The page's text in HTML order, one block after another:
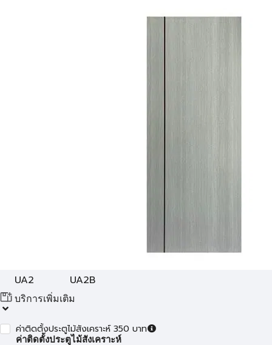
UA2 UA2B
บริการเพิ่มเติม
ค่าติดตั้งประตูไม้สังเคราะห์ 350 บาท
ค่าติดตั้งประตูไม้สังเคราะห์